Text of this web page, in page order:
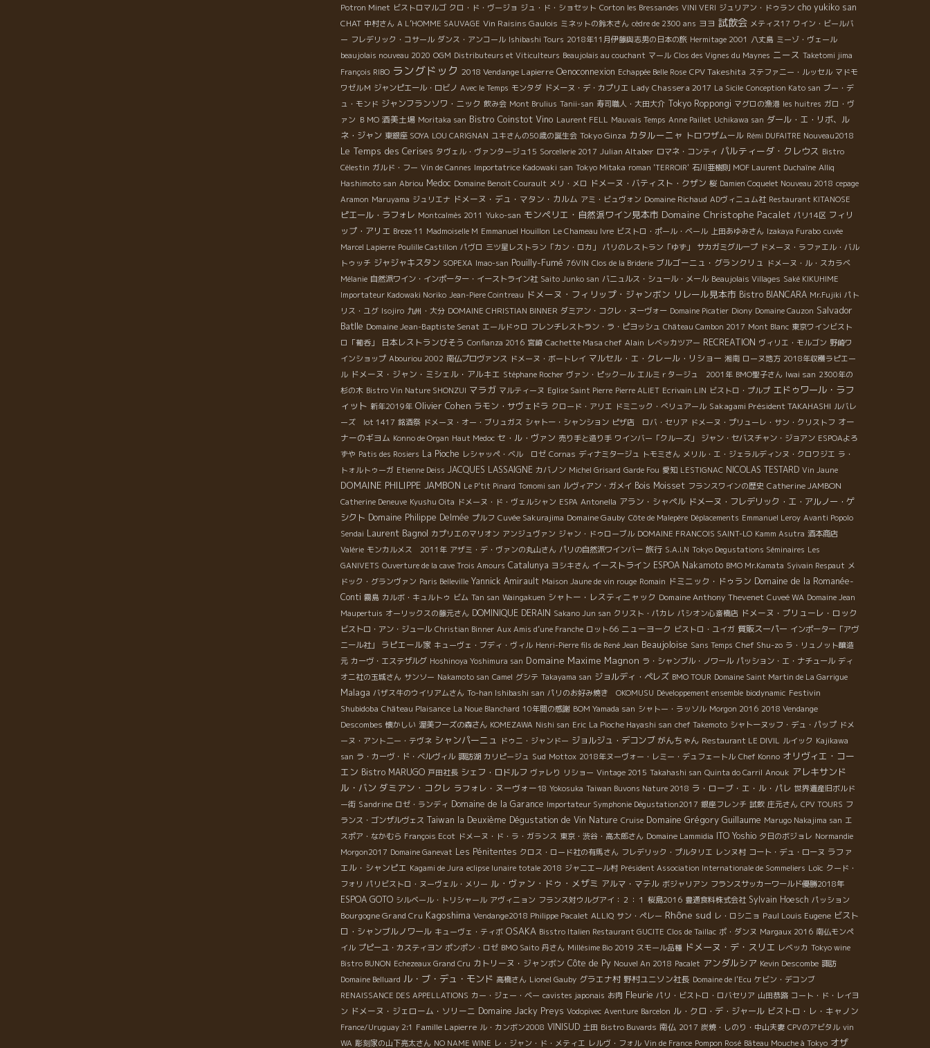
Potron Minet ビストロマルゴ クロ・ド・ヴージョ ジュ・ド・ショセット Corton les Bressandes VINI VERI ジュリアン・ドゥラン cho yukiko san
CHAT 中村さん A L’HOMME SAUVAGE Vin Raisins Gaulois ミネットの鈴木さん cèdre de 2300 ans ヨヨ 試飲会 メティス17 ワイン・ビールバ
ー フレデリック・コサール ダンス・アンコール Ishibashi Tours 2018年11月伊藤與志男の日本の旅 Hermitage 2001 八丈島 ミーゾ・ヴェール
beaujolais nouveau 2020 OGM Distributeurs et Viticulteurs Beaujolais au couchant マール Clos des Vignes du Maynes ニース Taketomi jima
François RIBO ラングドック 2018 Vendange Lapierre Oenoconnexion Echappée Belle Rose CPV Takeshita ステファニー・ルッセル マドモ
ワゼルＭ ジャンピエール・ロビノ Avec le Temps モンタダ ドメーヌ・デ・カプリエ Lady Chassera 2017 La Sicile Conception Kato san ブー・デ
ュ・モンド ジャンフランソワ・ニック 飲み会 Mont Brulius Tanii-san 寿司職人・大田大介 Tokyo Roppongi マグロの漁港 les huitres ガロ・ヴ
ァン ＢＭО 酒美土場 Moritaka san Bistro Coinstot Vino Laurent FELL Mauvais Temps Anne Paillet Uchikawa san ダール・エ・リボ、ル
ネ・ジャン 東銀座 SOYA LOU CARIGNAN ユキさんの50歳の誕生会 Tokyo Ginza カタルーニャ トロワザムール Rémi DUFAITRE Nouveau2018
Le Temps des Cerises タヴェル・ヴァンタージュ15 Sorcellerie 2017 Julian Altaber ロマネ・コンティ パルティーダ・クレウス Bistro
Célestin ガルド・フー Vin de Cannes Importatrice Kadowaki san Tokyo Mitaka roman 'TERROIR' 石川亜樹則 MOF Laurent Duchaîne Alliq
Hashimoto san Abriou Medoc Domaine Benoit Courault メリ・メロ ドメーヌ・バティスト・クザン 桜 Damien Coquelet Nouveau 2018 cepage
Aramon Maruyama ジュリエナ ドメーヌ・デュ・マタン・カルム アミ・ビュヴォン Domaine Richaud ADヴィニュム社 Restaurant KITANOSE
ピエール・ラフォレ Montcalmès 2011 Yuko-san モンペリエ・自然派ワイン見本市 Domaine Christophe Pacalet パリ14区 フィリ
ップ・アリエ Breze 11 Madmoiselle M Emmanuel Houillon Le Chameau Ivre ビストロ・ポール・ベール 上田あゆみさん Izakaya Furabo cuvée
Marcel Lapierre Poulille Castillon パヴロ 三ツ星レストラン「カン・ロカ」 パリのレストラン「ゆず」 サカガミグループ ドメーヌ・ラファエル・バル
トゥッチ ジャジャキスタン SOPEXA Imao-san Pouilly-Fumé 76VIN Clos de la Briderie ブルゴーニュ・グランクリュ ドメーヌ・ル・スカラベ
Mélanie 自然派ワイン・インポーター・イーストライン社 Saito Junko san バニュルス・シュール・メール Beaujolais Villages Saké KIKUHIME
Importateur Kadowaki Noriko Jean-Piere Cointreau ドメーヌ・フィリップ・ジャンボン リレール見本市 Bistro BIANCARA Mr.Fujiki パト
リス・ユグ Isojiro 九州・大分 DOMAINE CHRISTIAN BINNER ダミアン・コクレ・ヌーヴォー Domaine Picatier Diony Domaine Cauzon Salvador
Batlle Domaine Jean-Baptiste Senat エールドゥロ フレンチレストラン・ラ・ピヨッシュ Château Cambon 2017 Mont Blanc 東京ワインビスト
ロ「葡呑」
日本レストランびそう Confianza 2016 宮崎 Cachette Masa chef Alain レベッカツアー RECREATION ヴィリエ・モルゴン 野崎ワ
インショップ Abouriou 2002 南仏プロヴァンス ドメーヌ・ボートレイ マルセル・エ・クレール・リショー 湘南 ローヌ地方 2018年収穫ラピエー
ル ドメーヌ・ジャン・ミシェル・アルキエ Stéphane Rocher ヴァン・ピックール エルミｒタージュ 2001年 BMO聖子さん Iwai san 2300年の
杉の木 Bistro Vin Nature SHONZUI マラガ マルティーヌ Eglise Saint Pierre Pierre ALIET Ecrivain LIN ビストロ・プルプ エドゥワール・ラフ
ィット 新年2019年 Olivier Cohen ラモン・サヴェドラ クロード・アリエ ドミニック・べリュアール Sakagami Président TAKAHASHI ルバレ
ーズ lot 1417 銘酒祭 ドメーヌ・オー・ブリュガス シャトー・シャンション ピザ店 ロバ・セリア ドメーヌ・プリューレ・サン・クリストフ オー
ナーのギヨム Konno de Organ Haut Medoc セ・ル・ヴァン 売り手と造り手 ワインバー「クルーズ」 ジャン・セバスチャン・ジョアン ESPOAよろ
ずや Patis des Rosiers La Pioche レシャッペ・ベル ロゼ Cornas ディナミタージュ トモミさん メリル・エ・ジェラルディンヌ・クロワジエ ラ・
トォルトゥーガ Etienne Deiss JACQUES LASSAIGNE カバノン Michel Grisard Garde Fou 愛知 LESTIGNAC NICOLAS TESTARD Vin Jaune
DOMAINE PHILIPPE JAMBON Le P'tit Pinard Tomomi san ルヴィアン・ガメイ Bois Moisset フランスワインの歴史 Catherine JAMBON
Catherine Deneuve Kyushu Oita ドメーヌ・ド・ヴェルシャン ESPA Antonella アラン・シャペル ドメーヌ・フレデリック・エ・アルノー・ゲ
シクト Domaine Philippe Delmée プルフ Cuvée Sakurajima Domaine Gauby Côte de Malepère Déplacements Emmanuel Leroy Avanti Popolo
Sendai Laurent Bagnol カプリエのマリオン アンジュヴァン ジャン・ドゥローブル DOMAINE FRANCOIS SAINT-LO Kamm Asutra 酒本商店
Valérie モンカルメス 2011年 アザミ・デ・ヴァンの丸山さん パリの自然派ワインバー 旅行 S.A.I.N Tokyo Degustations Séminaires Les
GANIVETS Ouverture de la cave Trois Amours Catalunya ヨシキさん イーストライン ESPOA Nakamoto BMO Mr.Kamata Syivain Respaut メ
ドック・グランヴァン Paris Belleville Yannick Amirault Maison Jaune de vin rouge Romain ドミニック・ドゥラン Domaine de la Romanée-
Conti 霧島 カルボ・キュルトゥ ビム Tan san Waingakuen シャトー・レスティニャック Domaine Anthony Thevenet Cuveé WA Domaine Jean
Maupertuis オーリックスの藤元さん DOMINIQUE DERAIN Sakano Jun san クリスト・パカレ パシオン心斎橋店 ドメーヌ・プリューレ・ロック
ビストロ・アン・ジュール Christian Binner Aux Amis d’une Franche ロット66 ニューヨーク ビストロ・ユイガ 質販スーパー インポーター「アヴ
ニール社」
ラピエール家 キューヴェ・ブディ・ヴィル Henri-Pierre fils de René Jean Beaujoloise Sans Temps Chef Shu-zo ラ・リュノット醸造
元 カーヴ・エステザルグ Hoshinoya Yoshimura san Domaine Maxime Magnon ラ・シャンブル・ノワール パッション・エ・ナチュール ディ
オニ社の玉城さん サンソー Nakamoto san Camel グシテ Takayama san ジョルディ・ペレズ BMO TOUR Domaine Saint Martin de La Garrigue
Malaga バザス牛のウイリアムさん To-han Ishibashi san パリのお好み焼き OKOMUSU Développement ensemble biodynamic Festivin
Shubidoba Château Plaisance La Noue Blanchard 10年間の感謝 BOM Yamada san シャトー・ラッソル Morgon 2016 2018 Vendange
Descombes 懐かしい 渥美フーズの森さん KOMEZAWA Nishi san Eric La Pioche Hayashi san chef Takemoto シャトーヌッフ・デュ・パップ ドメ
ーヌ・アント二ー・テヴネ シャンパーニュ ドゥニ・ジャンドー ジョルジュ・デコンブ がんちゃん Restaurant LE DIVIL ルイック Kajikawa
san ラ・カーヴ・ド・ベルヴィル 諏訪湖 カリピージュ Sud Mottox 2018年ヌーヴォー・レミー・デュフェートル Chef Konno オリヴィエ・コー
エン Bistro MARUGO 戸田社長 シェフ・ロドルフ ヴァレり リショー Vintage 2015 Takahashi san Quinta do Carril Anouk アレキサンド
ル・バン ダミアン・コクレ ラフォレ・ヌーヴォー18 Yokosuka Taiwan Buvons Nature 2018 ラ・ローブ・エ・ル・パレ 世界遺産旧ボルド
ー街 Sandrine ロゼ・ランディ Domaine de la Garance Importateur Symphonie Dégustation2017 銀座フレンチ 試飲 庄元さん CPV TOURS フ
ランス・ゴンザルヴェス Taiwan la Deuxième Dégustation de Vin Nature Cruise Domaine Grégory Guillaume Marugo Nakajima san エ
スポア・なかむら François Ecot ドメーヌ・ド・ラ・ガランス 東京・渋谷・高太郎さん Domaine Lammidia ITO Yoshio 夕日のボジョレ Normandie
Morgon2017 Domaine Ganevat Les Pénitentes クロス・ロード社の有馬さん フレデリック・プルタリエ レンヌ村 コート・デュ・ローヌ ラファ
エル・シャンピエ Kagami de Jura eclipse lunaire totale 2018 ジャニエール村 Président Association Internationale de Sommeliers Loïc クード・
フォリ パリビストロ・ヌーヴェル・メリー ル・ヴァン・ドゥ・メザミ アルマ・マテル ボジャリアン フランスサッカーワールド優勝2018年
ESPOA GOTO シルベール・トリシャール アヴィニョン フランス対ウルグアイ：２：１ 桜島2016 豊通食料株式会社 Sylvain Hoesch パッション
Bourgogne Grand Cru Kagoshima Vendange2018 Philippe Pacalet ALLIQ サン・ペレー Rhône sud レ・ロシニョ Paul Louis Eugene ビスト
ロ・シャンブルノワール キューヴェ・ティボ OSAKA Bisstro Italien Restaurant GUCITE Clos de Taillac ポ・ダンヌ Margaux 2016 南仏モンペ
イル プピーユ・カスティヨン ポンポン・ロゼ BMO Saito 丹さん Millésime Bio 2019 スモール品種 ドメーヌ・デ・スリエ レベッカ Tokyo wine
Bistro BUNON Echezeaux Grand Cru カトリーヌ・ジャンボン Côte de Py Nouvel An 2018 Pacalet アンダルシア Kevin Descombe 諏訪
Domaine Belluard ル・ブ・デュ・モンド 高橋さん Lionel Gauby グラエナ村 野村ユニソン社長 Domaine de l'Ecu ケビン・デコンブ
RENAISSANCE DES APPELLATIONS カー・ジェー・ベー cavistes japonais お肉 Fleurie パリ・ビストロ・ロバセリア 山田恭路 コート・ド・レイヨ
ン ドメーヌ・ジェローム・ソリーニ Domaine Jacky Preys Vodopivec Aventure Barcelon ル・クロ・デ・ジャール ビストロ・レ・キャノン
France/Uruguay 2:1 Famille Lapierre ル・カンボン2008 VINISUD 土田 Bistro Buvards 南仏 2017 炭焼・しのり・中山夫妻 CPVのアビタル vin
WA 彫刻家の山下亮太さん NO NAME WINE レ・ジャン・ド・メティエ レルヴ・フォル Vin de France Pompon Rosé Bâteau Mouche à Tokyo オザ